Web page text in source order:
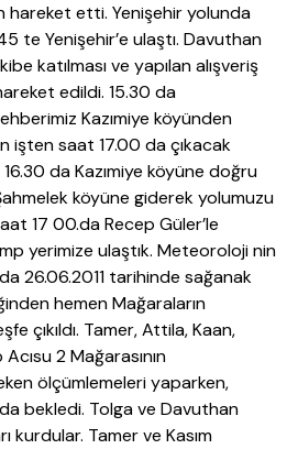
hareket etti. Yenişehir yolunda
te Yenişehir’e ulaştı. Davuthan
katılması ve yapılan alışveriş
edildi. 15.30 da
Kazımiye köyünden
işten saat 17.00 da çıkacak
da Kazımiye köyüne doğru
Şahmelek köyüne giderek yolumuzu
17 00.da Recep Güler’le
yerimize ulaştık. Meteoroloji nin
26.06.2011 tarihinde sağanak
hemen Mağaraların
çıkıldı. Tamer, Attila, Kaan,
2 Mağarasının
ölçümlemeleri yaparken,
bekledi. Tolga ve Davuthan
kurdular. Tamer ve Kasım